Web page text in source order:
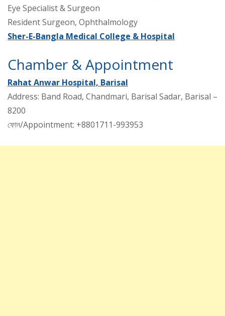
Eye Specialist & Surgeon
Resident Surgeon, Ophthalmology
Sher-E-Bangla Medical College & Hospital
Chamber & Appointment
Rahat Anwar Hospital, Barisal
Address: Band Road, Chandmari, Barisal Sadar, Barisal –
8200
ফোন/Appointment: +8801711-993953